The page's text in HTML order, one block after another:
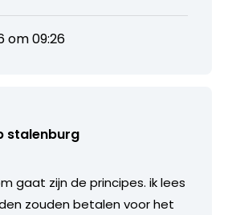
om 09:26
stalenburg
gaat zijn de principes. ik lees
zouden betalen voor het